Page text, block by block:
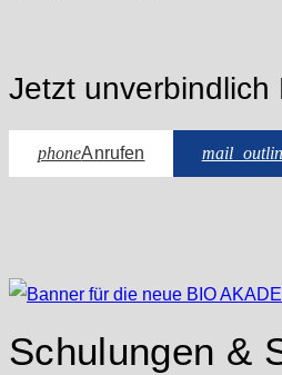
Jetzt unverbindlich
phoneAnrufen
Schulungen &